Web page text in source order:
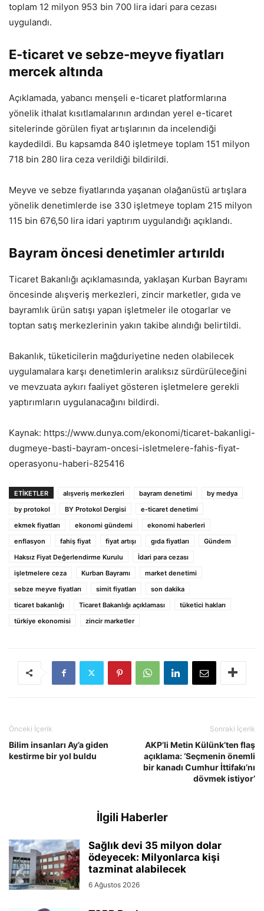
toplam 12 milyon 953 bin 700 lira idari para cezası
uygulandı.
E-ticaret ve sebze-meyve fiyatları
mercek altında
Açıklamada, yabancı menşeli e-ticaret platformlarına
yönelik ithalat kısıtlamalarının ardından yerel e-ticaret
sitelerinde görülen fiyat artışlarının da incelendiği
kaydedildi. Bu kapsamda 840 işletmeye toplam 151 milyon
718 bin 280 lira ceza verildiği bildirildi.
Meyve ve sebze fiyatlarında yaşanan olağanüstü artışlara
yönelik denetimlerde ise 330 işletmeye toplam 215 milyon
115 bin 676,50 lira idari yaptırım uygulandığı açıklandı.
Bayram öncesi denetimler artırıldı
Ticaret Bakanlığı açıklamasında, yaklaşan Kurban Bayramı
öncesinde alışveriş merkezleri, zincir marketler, gıda ve
bayramlık ürün satışı yapan işletmeler ile otogarlar ve
toptan satış merkezlerinin yakın takibe alındığı belirtildi.
Bakanlık, tüketicilerin mağduriyetine neden olabilecek
uygulamalara karşı denetimlerin aralıksız sürdürüleceğini
ve mevzuata aykırı faaliyet gösteren işletmelere gerekli
yaptırımların uygulanacağını bildirdi.
Kaynak: https://www.dunya.com/ekonomi/ticaret-bakanligi-
dugmeye-basti-bayram-oncesi-isletmelere-fahis-fiyat-
operasyonu-haberi-825416
ETIKETLER alışveriş merkezleri bayram denetimi
by medya
by protokol
BY Protokol Dergisi
e-ticaret denetimi
ekmek fiyatları
ekonomi gündemi
ekonomi haberleri
enflasyon
fahiş fiyat fiyat artışı gıda fiyatları
Gündem
Haksız Fiyat Değerlendirme Kurulu
İdari para cezası
işletmelere ceza
Kurban Bayramı
market denetimi
sebze meyve fiyatları
simit fiyatları
son dakika
ticaret bakanlığı
Ticaret Bakanlığı açıklaması
tüketici hakları
türkiye ekonomisi
zincir marketler
Önceki İçerik
Bilim insanları Ay’a giden
kestirme bir yol buldu
Sonraki İçerik
AKP’li Metin Külünk’ten flaş
açıklama: ‘Seçmenin önemli
bir kanadı Cumhur İttifakı’nı
dövmek istiyor’
İlgili Haberler
Sağlık devi 35 milyon dolar
ödeyecek: Milyonlarca kişi
tazminat alabilecek
6 Ağustos 2026